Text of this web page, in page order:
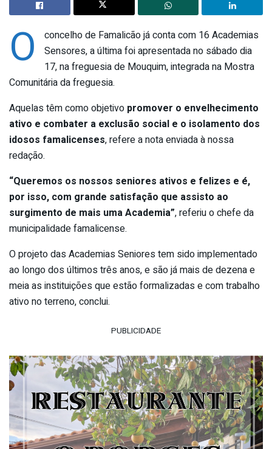
O
concelho de Famalicão já conta com 16 Academias
Sensores, a última foi apresentada no sábado dia
17, na freguesia de Mouquim, integrada na Mostra
Comunitária da freguesia.
Aquelas têm como objetivo promover o envelhecimento
ativo e combater a exclusão social e o isolamento dos
idosos famalicenses, refere a nota enviada à nossa
redação.
“Queremos os nossos seniores ativos e felizes e é,
por isso, com grande satisfação que assisto ao
surgimento de mais uma Academia”, referiu o chefe da
municipalidade famalicense.
O projeto das Academias Seniores tem sido implementado
ao longo dos últimos três anos, e são já mais de dezena e
meia as instituições que estão formalizadas e com trabalho
ativo no terreno, conclui.
PUBLICIDADE